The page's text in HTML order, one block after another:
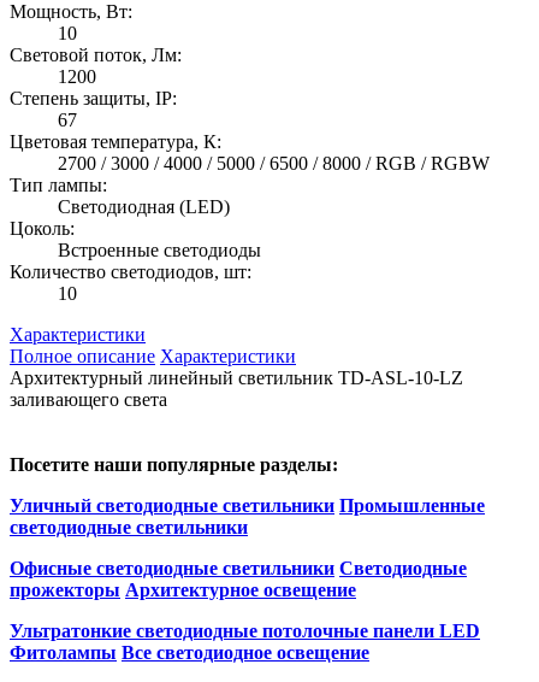
Мощность, Вт:
10
Световой поток, Лм:
1200
Степень защиты, IP:
67
Цветовая температура, К:
2700 / 3000 / 4000 / 5000 / 6500 / 8000 / RGB / RGBW
Тип лампы:
Светодиодная (LED)
Цоколь:
Встроенные светодиоды
Количество светодиодов, шт:
10
Характеристики
Полное описание Характеристики
Архитектурный линейный светильник TD-ASL-10-LZ
заливающего света
Посетите наши популярные разделы:
Уличный светодиодные светильники Промышленные
светодиодные светильники
Офисные светодиодные светильники Светодиодные
прожекторы Архитектурное освещение
Ультратонкие светодиодные потолочные панели LED
Фитолампы Все светодиодное освещение